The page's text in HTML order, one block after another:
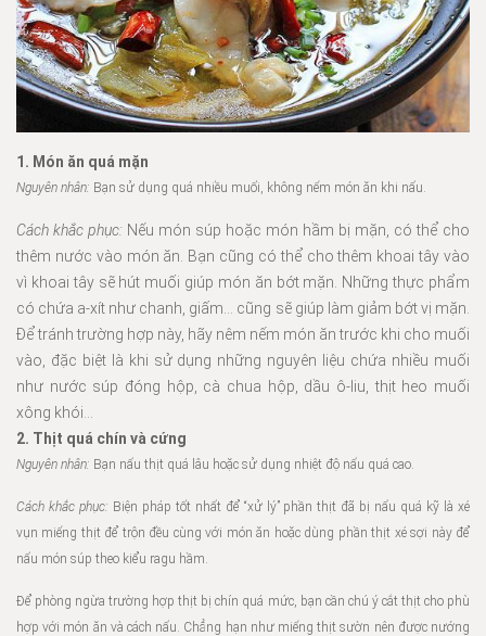
1. Món ăn quá mặn
Nguyên nhân: Bạn sử dụng quá nhiều muối, không nếm món ăn khi nấu.
Cách khắc phục: Nếu món súp hoặc món hầm bị mặn, có thể cho
thêm nước vào món ăn. Bạn cũng có thể cho thêm khoai tây vào
vì khoai tây sẽ hút muối giúp món ăn bớt mặn. Những thực phẩm
có chứa a-xít như chanh, giấm… cũng sẽ giúp làm giảm bớt vị mặn.
Để tránh trường hợp này, hãy nêm nếm món ăn trước khi cho muối
vào, đặc biệt là khi sử dụng những nguyên liệu chứa nhiều muối
như nước súp đóng hộp, cà chua hộp, dầu ô-liu, thịt heo muối
xông khói…
2. Thịt quá chín và cứng
Nguyên nhân: Bạn nấu thịt quá lâu hoặc sử dụng nhiệt độ nấu quá cao.
Cách khắc phục: Biện pháp tốt nhất để “xử lý” phần thịt đã bị nấu quá kỹ là xé
vụn miếng thịt để trộn đều cùng với món ăn hoặc dùng phần thịt xé sợi này để
nấu món súp theo kiểu ragu hầm.
Để phòng ngừa trường hợp thịt bị chín quá mức, bạn cần chú ý cắt thịt cho phù
hợp với món ăn và cách nấu. Chẳng hạn như miếng thịt sườn nên được nướng